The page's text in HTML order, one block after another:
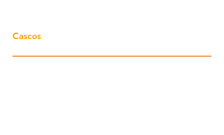
Cascos